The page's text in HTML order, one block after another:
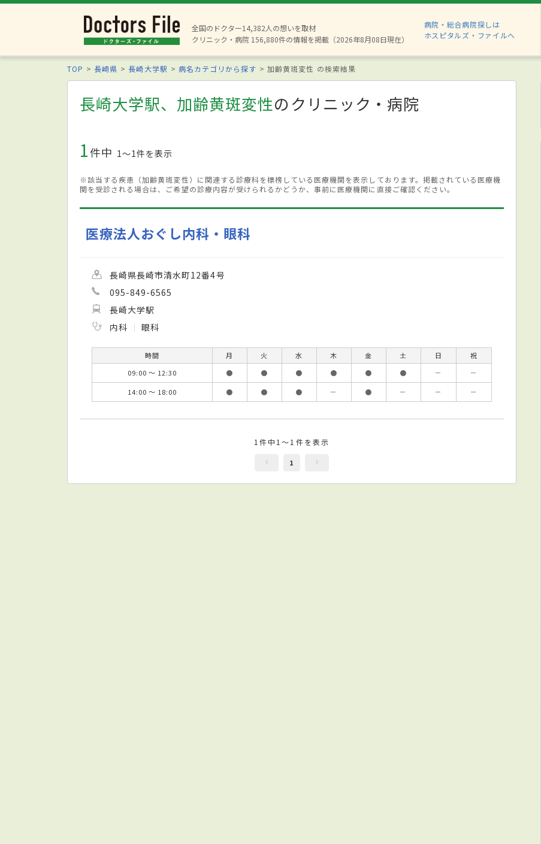
全国のドクター14,382人の想いを取材
クリニック・病院 156,880件の情報を掲載（2026年8月08日現在）
病院・総合病院探しは
ホスピタルズ・ファイルへ
TOP 長崎県 長崎大学駅 病名カテゴリから探す 加齢黄斑変性 の検索結果
長崎大学駅、加齢黄斑変性のクリニック・病院
1件中 1〜1件を表示
※該当する疾患（加齢黄斑変性）に関連する診療科を標榜している医療機関を表示しております。掲載されている医療機
関を受診される場合は、ご希望の診療内容が受けられるかどうか、事前に医療機関に直接ご確認ください。
医療法人おぐし内科・眼科
長崎県長崎市清水町12番4号
095-849-6565
長崎大学駅
内科
眼科
時間 月 火 水 木 金 土 日
祝
09:00 ～ 12:30
● ● ● ● ● ● －
－
14:00 ～ 18:00
● ● ● － ● － － －
1件中1～1件を表示
1